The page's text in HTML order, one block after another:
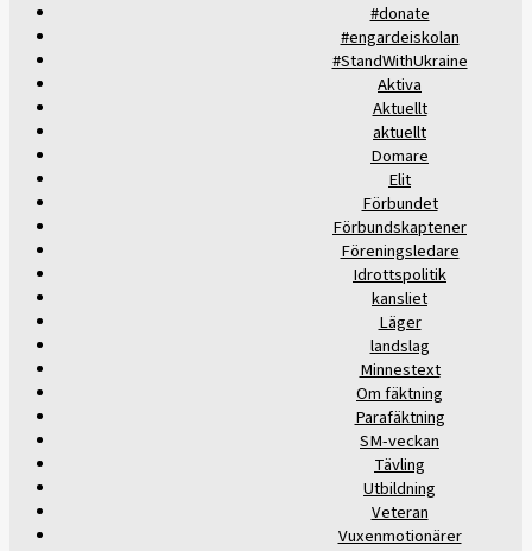
#donate
#engardeiskolan
#StandWithUkraine
Aktiva
Aktuellt
aktuellt
Domare
Elit
Förbundet
Förbundskaptener
Föreningsledare
Idrottspolitik
kansliet
Läger
landslag
Minnestext
Om fäktning
Parafäktning
SM-veckan
Tävling
Utbildning
Veteran
Vuxenmotionärer